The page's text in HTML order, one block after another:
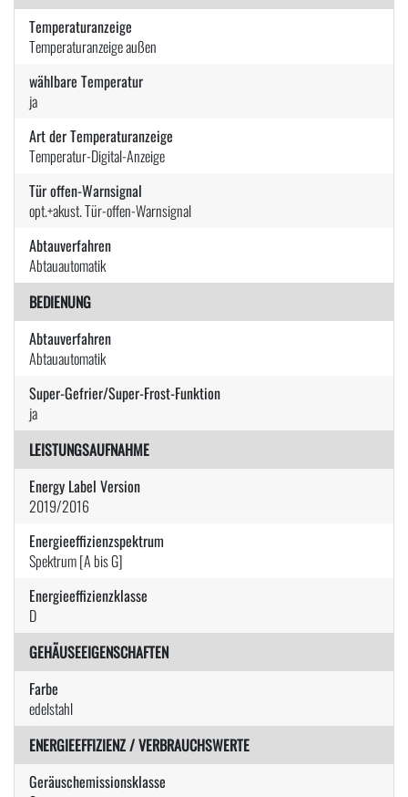
Temperaturanzeige
Temperaturanzeige außen
wählbare Temperatur
ja
Art der Temperaturanzeige
Temperatur-Digital-Anzeige
Tür offen-Warnsignal
opt.+akust. Tür-offen-Warnsignal
Abtauverfahren
Abtauautomatik
BEDIENUNG
Abtauverfahren
Abtauautomatik
Super-Gefrier/Super-Frost-Funktion
ja
LEISTUNGSAUFNAHME
Energy Label Version
2019/2016
Energieeffizienzspektrum
Spektrum [A bis G]
Energieeffizienzklasse
D
GEHÄUSEEIGENSCHAFTEN
Farbe
edelstahl
ENERGIEEFFIZIENZ / VERBRAUCHSWERTE
Geräuschemissionsklasse